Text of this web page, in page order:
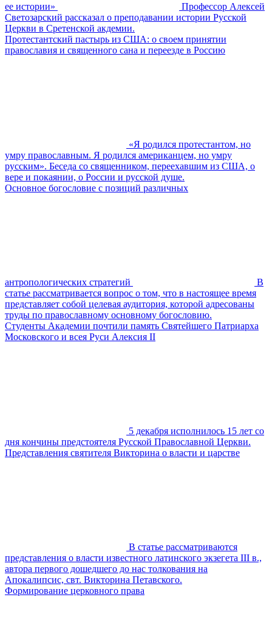
ее истории»
Профессор Алексей
Светозарский рассказал о преподавании истории Русской
Церкви в Сретенской акдемии.
Протестантский пастырь из США: о своем принятии
православия и священного сана и переезде в Россию
«Я родился протестантом, но
умру православным. Я родился американцем, но умру
русским». Беседа со священником, переехавшим из США, о
вере и покаянии, о России и русской душе.
Основное богословие с позиций различных
антропологических стратегий
В
статье рассматривается вопрос о том, что в настоящее время
представляет собой целевая аудитория, которой адресованы
труды по православному основному богословию.
Студенты Академии почтили память Святейшего Патриарха
Московского и всея Руси Алексия II
5 декабря исполнилось 15 лет со
дня кончины предстоятеля Русской Православной Церкви.
Представления святителя Викторина о власти и царстве
В статье рассматриваются
представления о власти известного латинского экзегета III в.,
автора первого дошедшего до нас толкования на
Апокалипсис, свт. Викторина Петавского.
Формирование церковного права